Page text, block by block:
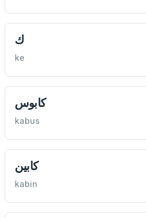
ك
ke
كابوس
kabus
كابين
kabin